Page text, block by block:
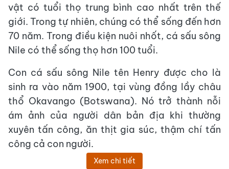
vật có tuổi thọ trung bình cao nhất trên thế
giới. Trong tự nhiên, chúng có thể sống đến hơn
70 năm. Trong điều kiện nuôi nhốt, cá sấu sông
Nile có thể sống thọ hơn 100 tuổi.
Con cá sấu sông Nile tên Henry được cho là
sinh ra vào năm 1900, tại vùng đồng lầy châu
thổ Okavango (Botswana). Nó trở thành nỗi
ám ảnh của người dân bản địa khi thường
xuyên tấn công, ăn thịt gia súc, thậm chí tấn
công cả con người.
Xem chi tiết